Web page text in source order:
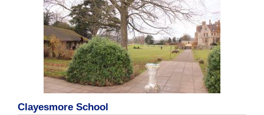
Clayesmore School